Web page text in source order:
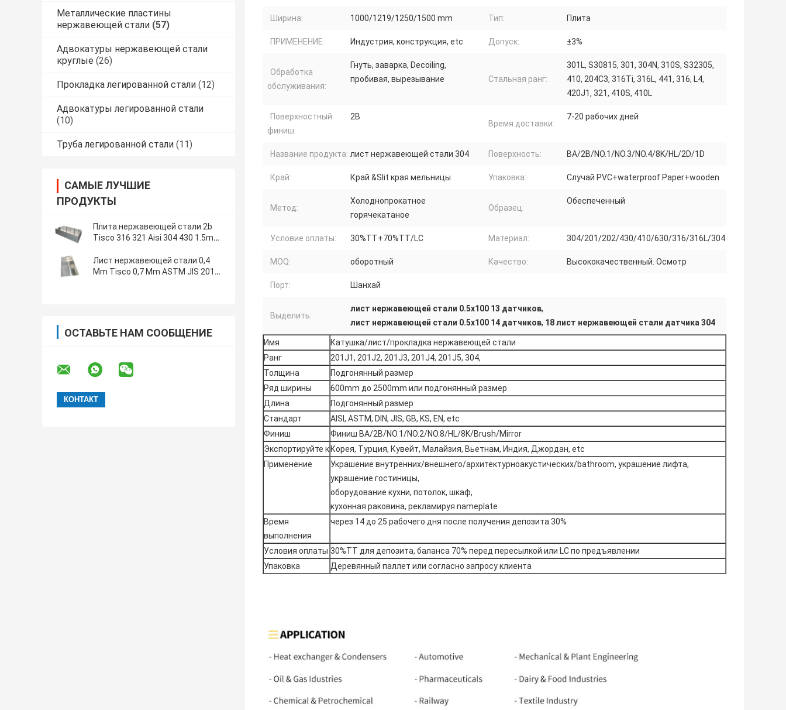
Металлические пластины
нержавеющей стали (57)
Адвокатуры нержавеющей стали
круглые (26)
Прокладка легированной стали (12)
Адвокатуры легированной стали
(10)
Труба легированной стали (11)
САМЫЕ ЛУЧШИЕ
ПРОДУКТЫ
Плита нержавеющей стали 2b
Tisco 316 321 Aisi 304 430 1.5mm
Лист нержавеющей стали 0,4
Mm Tisco 0,7 Mm ASTM JIS 201
ОСТАВЬТЕ НАМ СООБЩЕНИЕ
Ширина: 1000/1219/1250/1500 mm Тип: Плита
ПРИМЕНЕНИЕ: Индустрия, конструкция, etc Допуск: ±3%
Обработка
обслуживания:
Гнуть, заварка, Decoiling,
пробивая, вырезывание
Стальная ранг:
301L, S30815, 301, 304N, 310S, S32305,
410, 204C3, 316Ti, 316L, 441, 316, L4,
420J1, 321, 410S, 410L
Поверхностный
финиш:
2B
Время доставки:
7-20 рабочих дней
Название продукта: лист нержавеющей стали 304 Поверхность: BA/2B/NO.1/NO.3/NO.4/8K/HL/2D/1D
Край: Край &Slit края мельницы Упаковка: Случай PVC+waterproof Paper+wooden
Метод:
Холоднопрокатное
горячекатаное
Образец:
Обеспеченный
Условие оплаты: 30%TT+70%TT/LC Материал: 304/201/202/430/410/630/316/316L/304
MOQ: оборотный Качество: Высококачественный. Осмотр
Порт: Шанхай
Выделить:
лист нержавеющей стали 0.5x100 13 датчиков,
лист нержавеющей стали 0.5x100 14 датчиков, 18 лист нержавеющей стали датчика 304
Имя
Катушка/лист/прокладка нержавеющей стали
Ранг
201J1, 201J2, 201J3, 201J4, 201J5, 304,
Толщина
Подгонянный размер
Ряд ширины
600mm до 2500mm или подгонянный размер
Длина
Подгонянный размер
Стандарт
AISI, ASTM, DIN, JIS, GB, KS, EN, etc
Финиш
Финиш BA/2B/NO.1/NO.2/NO.8/HL/8K/Brush/Mirror
Экспортируйте кКорея, Турция, Кувейт, Малайзия, Вьетнам, Индия, Джордан, etc
Применение
Украшение внутренних/внешнего/архитектурноакустических/bathroom, украшение лифта,
украшение гостиницы,
оборудование кухни, потолок, шкаф,
кухонная раковина, рекламируя nameplate
Время
выполнения
через 14 до 25 рабочего дня после получения депозита 30%
Условия оплаты 30%TT для депозита, баланса 70% перед пересылкой или LC по предъявлении
Упаковка
Деревянный паллет или согласно запросу клиента